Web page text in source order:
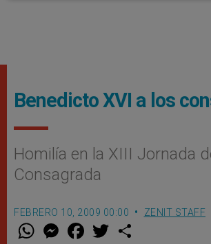
Benedicto XVI a los
Homilía en la XIII Jornada
Consagrada
FEBRERO 10, 2009 00:00 ZENIT STAFF
W M
e
F
a w